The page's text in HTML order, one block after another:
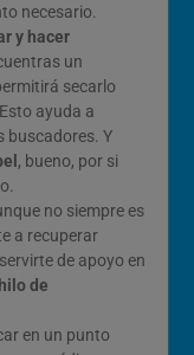
necesario.
y hacer
un
secarlo
ayuda a
buscadores. Y
, bueno, por si
no siempre es
a recuperar
de apoyo en
hilo de
en un punto